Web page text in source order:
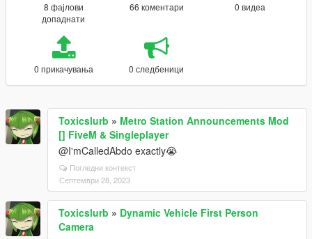
8 фајлови
допаднати
66 коментари 0 видеа
0 прикачувања 0 следбеници
Toxicslurb » Metro Station Announcements Mod
[] FiveM & Singleplayer
@I'mCalledAbdo exactly😭
Погледни контекст
Септември 28, 2023
Toxicslurb » Dynamic Vehicle First Person
Camera